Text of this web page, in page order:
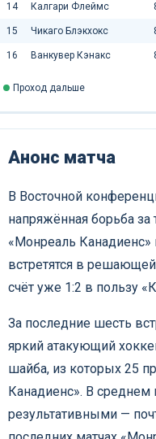
14 Калгари Флеймс
15 Чикаго Блэкхокс
16 Ванкувер Кэнакс
Проход дальше
Анонс матча
В Восточной
напряжённая борьба
«Монреаль Канадиенс»
встретятся в
счёт уже 1:2 в пользу
За последние шесть
яркий атакующий
шайба, из которых 25
Канадиенс». В среднем
результативными —